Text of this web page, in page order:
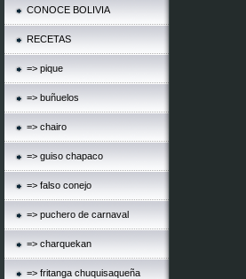
CONOCE BOLIVIA
RECETAS
=> pique
=> buñuelos
=> chairo
=> guiso chapaco
=> falso conejo
=> puchero de carnaval
=> charquekan
=> fritanga chuquisaqueña